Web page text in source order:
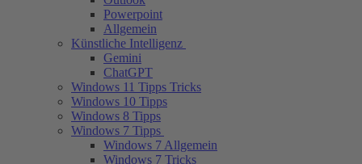
Powerpoint
Allgemein
Künstliche Intelligenz
Gemini
ChatGPT
Windows 11 Tipps Tricks
Windows 10 Tipps
Windows 8 Tipps
Windows 7 Tipps
Windows 7 Allgemein
Windows 7 Tricks